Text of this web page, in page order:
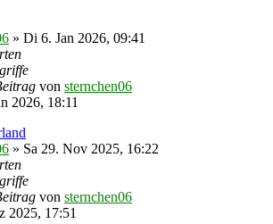
» Di 6. Jan 2026, 09:41
von sternchen06
2026, 18:11
» Sa 29. Nov 2025, 16:22
von sternchen06
2025, 17:51